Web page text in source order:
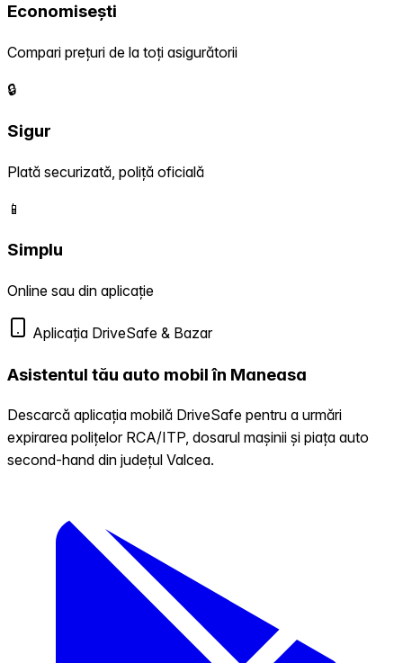
Economisești
Compari prețuri de la toți asigurătorii
🔒
Sigur
Plată securizată, poliță oficială
📱
Simplu
Online sau din aplicație
Aplicația DriveSafe & Bazar
Asistentul tău auto mobil în Maneasa
Descarcă aplicația mobilă DriveSafe pentru a urmări
expirarea polițelor RCA/ITP, dosarul mașinii și piața auto
second-hand din județul Valcea.